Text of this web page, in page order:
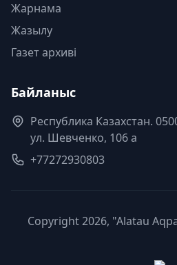
Жарнама
Жазылу
Газет архиві
Байланыс
Республика Казахстан.
ул. Шевченко, 106 а
+77272930803
Copyright 2026, "Alatau